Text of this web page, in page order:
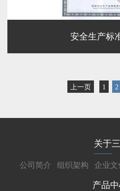
安全生产标
上一页 1 2
关于
公司简介 组织架构 企业文
产品